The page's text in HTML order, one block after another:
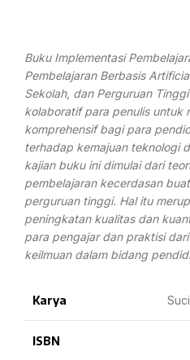
Buku Implementasi
Pembelajaran Berbasis
Sekolah, dan Perguruan
kolaboratif para penulis untuk
komprehensif bagi para
terhadap kemajuan teknologi
kajian buku ini dimulai dari
pembelajaran kecerdasan
perguruan tinggi. Hal itu
peningkatan kualitas dan
para pengajar dan praktisi
keilmuan dalam bidang
Karya
ISBN